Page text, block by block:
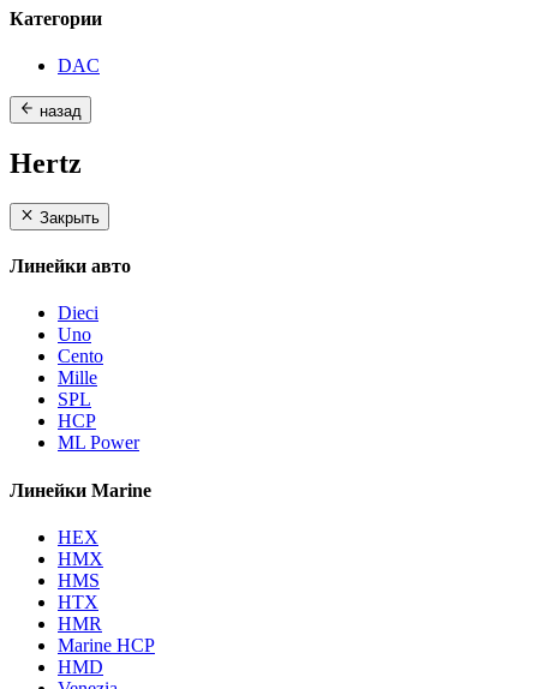
Категории
DAC
назад
Hertz
Закрыть
Линейки авто
Dieci
Uno
Cento
Mille
SPL
HCP
ML Power
Линейки Marine
HEX
HMX
HMS
HTX
HMR
Marine HCP
HMD